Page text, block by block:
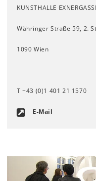
KUNSTHALLE
Währinger Straße 59, 2.
1090 Wien
T +43 (0)1 401 21 1570
E-Mail